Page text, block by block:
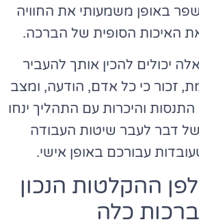
באופן משמעותי את החוויה
האיכות הסופית של הברכה.
יכולים להכין אותך להעביר
זכור כי כל אדם, הודעה, ומצב
התנסות והיכרות עם התהליך ינחו
דבר לעבר שיטות העבודה
עבורכם באופן אישי.
ההקלטות הנכון
כלה